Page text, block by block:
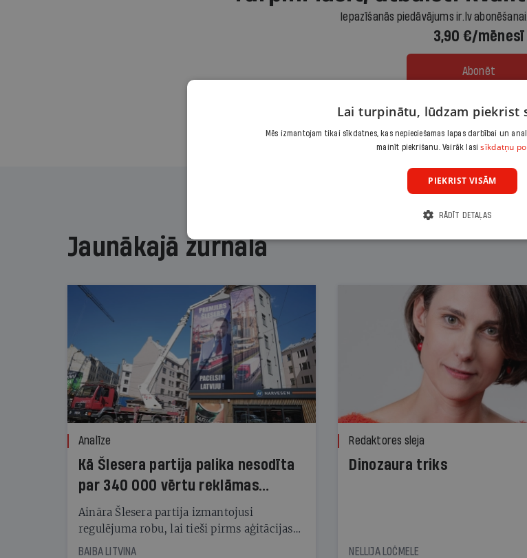
Iepazīšanās piedāvājums ir.lv
3,90 €/mēnesī
Abonēt
Citas abonēšanas iespējas
Jaunākajā žurnālā
Analīze
Kā Šlesera partija palika nesodīta
par 340 000 vērtu reklāmas
kampaņu
Aināra Šlesera partija izmantojusi
regulējuma robu, lai tieši pirms aģitācijas
starta izreklamētos par summu, kas
BAIBA LITVINA
Redaktores sleja
Dinozaura triks
NELLIJA LOČMELE
Lai turpinātu, lūdzam piekrist
Mēs izmantojam tikai sīkdatnes, kas nepieciešamas lapas darbībai un
mainīt piekrišanu. Vairāk lasisīkdatņu
PIEKRIST VISĀM
RĀDĪT DETAĻAS